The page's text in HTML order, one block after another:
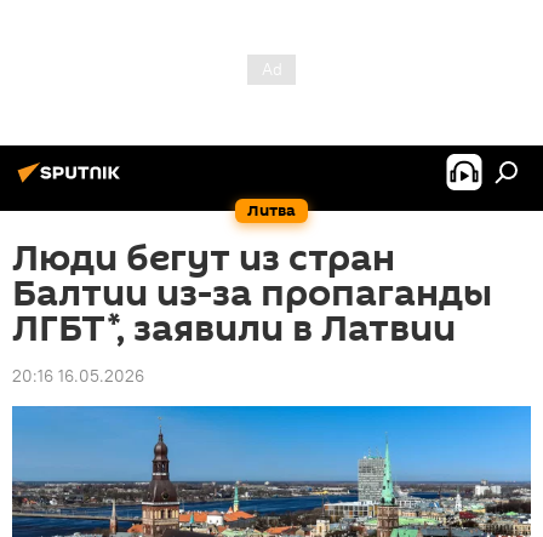
Литва
Люди бегут из стран
Балтии из-за пропаганды
ЛГБТ*, заявили в Латвии
20:16 16.05.2026